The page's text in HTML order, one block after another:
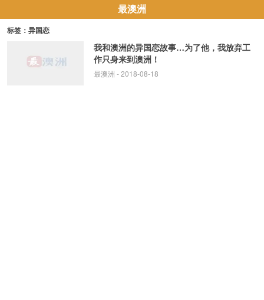
最澳洲
标签：异国恋
我和澳洲的异国恋故事…为了他，我放弃工
作只身来到澳洲！
最澳洲 - 2018-08-18